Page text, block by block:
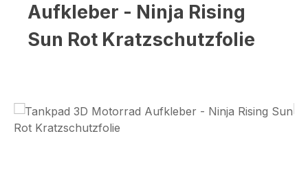
Aufkleber - Ninja Rising
Sun Rot Kratzschutzfolie
Bildergalerie überspringen